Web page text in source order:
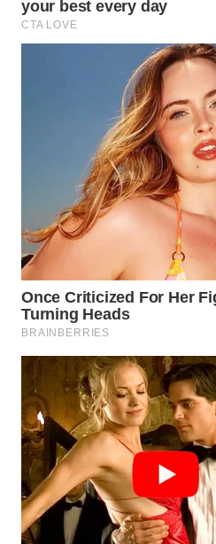
WN
DEPOK
WN
TAPANULI
UTARA
WN
SAMOSIR
WN
PADANG
LAWAS
WN